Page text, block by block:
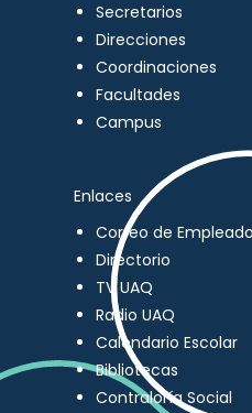
Secretarios
Direcciones
Coordinaciones
Facultades
Campus
Enlaces
Correo de
Directorio
TV UAQ
Radio UAQ
Calendario Escolar
Bibliotecas
Contraloría Social